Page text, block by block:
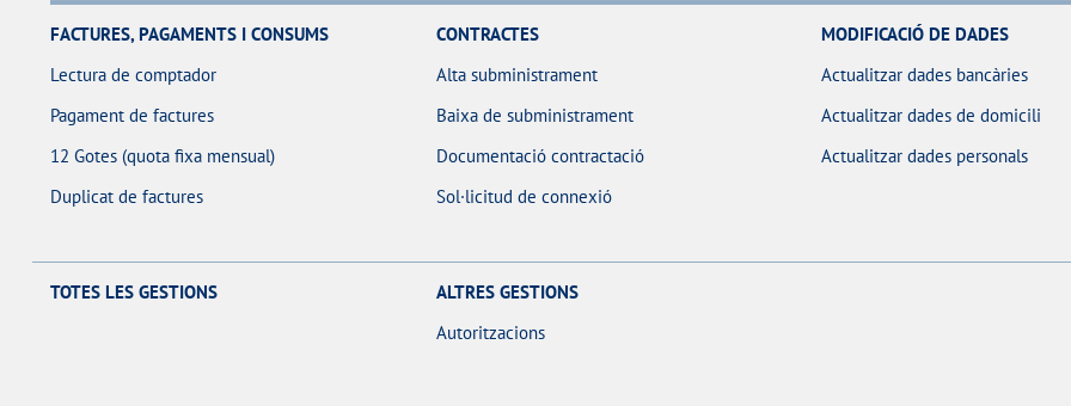
FACTURES, PAGAMENTS I CONSUMS
Lectura de comptador
Pagament de factures
12 Gotes (quota fixa mensual)
Duplicat de factures
CONTRACTES
Alta subministrament
Baixa de subministrament
Documentació contractació
Sol·licitud de connexió
MODIFICACIÓ DE DADES
Actualitzar dades bancàries
Actualitzar dades de domicili
Actualitzar dades personals
TOTES LES GESTIONS
ALTRES GESTIONS
Autoritzacions